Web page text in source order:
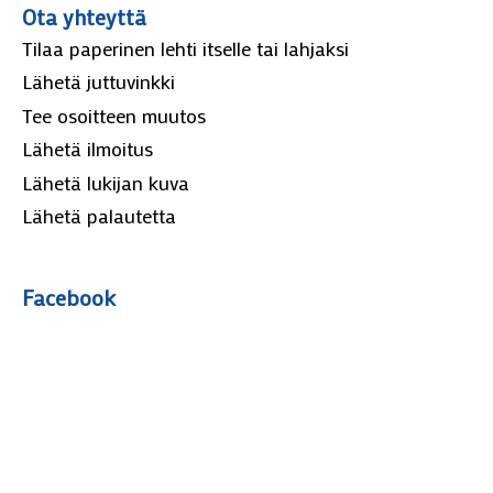
Ota yhteyttä
Tilaa paperinen lehti itselle tai lahjaksi
Lähetä juttuvinkki
Tee osoitteen muutos
Lähetä ilmoitus
Lähetä lukijan kuva
Lähetä palautetta
Facebook